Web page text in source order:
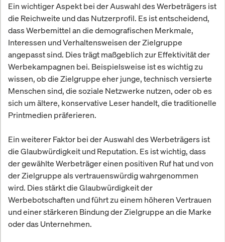
Ein wichtiger Aspekt bei der Auswahl des Werbeträgers ist
die Reichweite und das Nutzerprofil. Es ist entscheidend,
dass Werbemittel an die demografischen Merkmale,
Interessen und Verhaltensweisen der Zielgruppe
angepasst sind. Dies trägt maßgeblich zur Effektivität der
Werbekampagnen bei. Beispielsweise ist es wichtig zu
wissen, ob die Zielgruppe eher junge, technisch versierte
Menschen sind, die soziale Netzwerke nutzen, oder ob es
sich um ältere, konservative Leser handelt, die traditionelle
Printmedien präferieren.
Ein weiterer Faktor bei der Auswahl des Werbeträgers ist
die Glaubwürdigkeit und Reputation. Es ist wichtig, dass
der gewählte Werbeträger einen positiven Ruf hat und von
der Zielgruppe als vertrauenswürdig wahrgenommen
wird. Dies stärkt die Glaubwürdigkeit der
Werbebotschaften und führt zu einem höheren Vertrauen
und einer stärkeren Bindung der Zielgruppe an die Marke
oder das Unternehmen.